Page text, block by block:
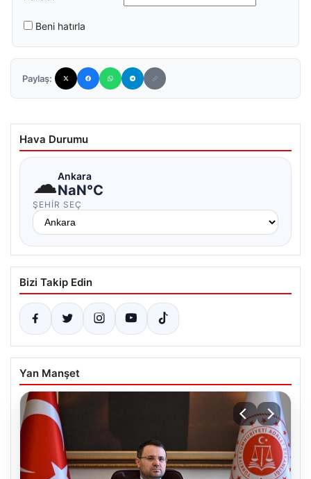
Beni hatırla
Paylaş:
Hava Durumu
☁Ankara
NaN°C
ŞEHIR SEÇ
Bizi Takip Edin
Yan Manşet